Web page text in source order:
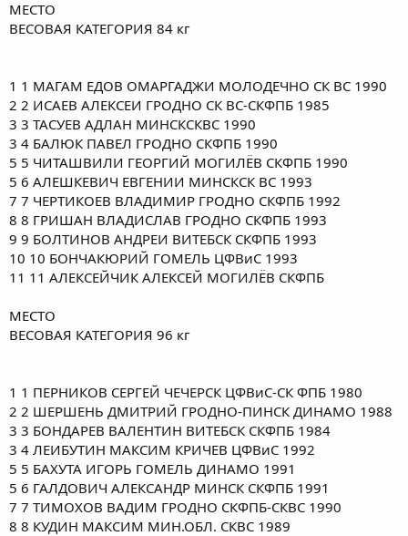
МЕСТО
ВЕСОВАЯ КАТЕГОРИЯ 84 кг
1 1 МАГАМ ЕДОВ ОМАРГАДЖИ МОЛОДЕЧНО СК ВС 1990
2 2 ИСАЕВ АЛЕКСЕИ ГРОДНО СК ВС-СКФПБ 1985
3 3 ТАСУЕВ АДЛАН МИНСКСКВС 1990
3 4 БАЛЮК ПАВЕЛ ГРОДНО СКФПБ 1990
5 5 ЧИТАШВИЛИ ГЕОРГИЙ МОГИЛЁВ СКФПБ 1990
5 6 АЛЕШКЕВИЧ ЕВГЕНИИ МИНСКСК ВС 1993
7 7 ЧЕРТИКОЕВ ВЛАДИМИР ГРОДНО СКФПБ 1992
8 8 ГРИШАН ВЛАДИСЛАВ ГРОДНО СКФПБ 1993
9 9 БОЛТИНОВ АНДРЕИ ВИТЕБСК СКФПБ 1993
10 10 БОНЧАКЮРИЙ ГОМЕЛЬ ЦФВиС 1993
11 11 АЛЕКСЕЙЧИК АЛЕКСЕЙ МОГИЛЁВ СКФПБ
МЕСТО
ВЕСОВАЯ КАТЕГОРИЯ 96 кг
1 1 ПЕРНИКОВ СЕРГЕЙ ЧЕЧЕРСК ЦФВиС-СК ФПБ 1980
2 2 ШЕРШЕНЬ ДМИТРИЙ ГРОДНО-ПИНСК ДИНАМО 1988
3 3 БОНДАРЕВ ВАЛЕНТИН ВИТЕБСК СКФПБ 1984
3 4 ЛЕИБУТИН МАКСИМ КРИЧЕВ ЦФВиС 1992
5 5 БАХУТА ИГОРЬ ГОМЕЛЬ ДИНАМО 1991
5 6 ГАЛДОВИЧ АЛЕКСАНДР МИНСК СКФПБ 1991
7 7 ТИМОХОВ ВАДИМ ГРОДНО СКФПБ-СКВС 1990
8 8 КУДИН МАКСИМ МИН.ОБЛ. СКВС 1989